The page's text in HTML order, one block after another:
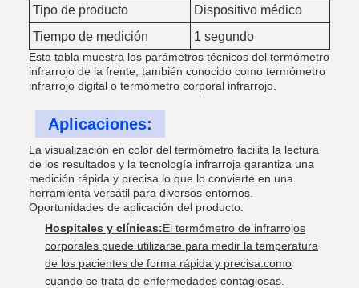
Tipo de producto
Dispositivo médico
Tiempo de medición
1 segundo
Esta tabla muestra los parámetros técnicos del termómetro
infrarrojo de la frente, también conocido como termómetro
infrarrojo digital o termómetro corporal infrarrojo.
Aplicaciones:
La visualización en color del termómetro facilita la lectura
de los resultados y la tecnología infrarroja garantiza una
medición rápida y precisa.lo que lo convierte en una
herramienta versátil para diversos entornos.
Oportunidades de aplicación del producto:
Hospitales y clínicas:El termómetro de infrarrojos
corporales puede utilizarse para medir la temperatura
de los pacientes de forma rápida y precisa.como
cuando se trata de enfermedades contagiosas.